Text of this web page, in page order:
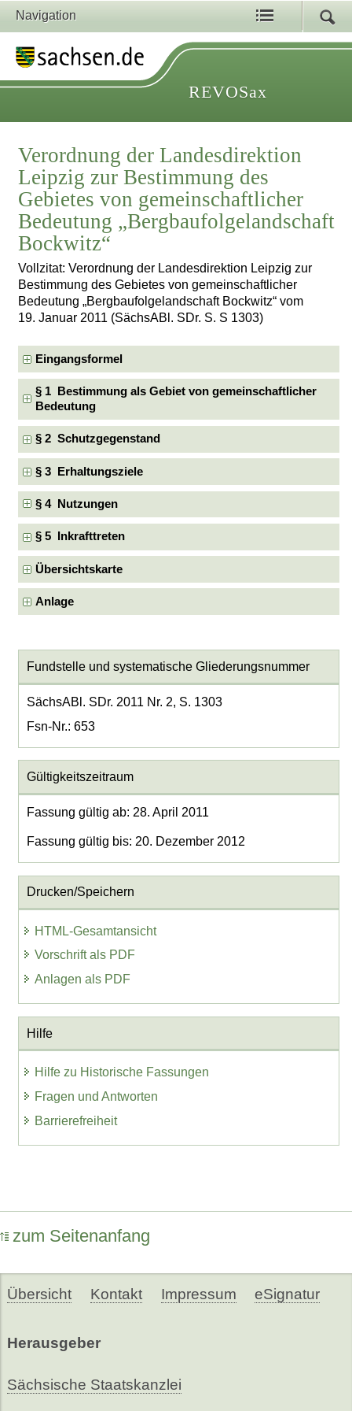
Navigation
REVOSax
Verordnung der Landesdirektion
Leipzig zur Bestimmung des
Gebietes von gemeinschaftlicher
Bedeutung „Bergbaufolgelandschaft
Bockwitz“
Vollzitat: Verordnung der Landesdirektion Leipzig zur
Bestimmung des Gebietes von gemeinschaftlicher
Bedeutung „Bergbaufolgelandschaft Bockwitz“ vom
19. Januar 2011 (SächsABl. SDr. S. S 1303)
Eingangsformel
§ 1 Bestimmung als Gebiet von gemeinschaftlicher
Bedeutung
§ 2 Schutzgegenstand
§ 3 Erhaltungsziele
§ 4 Nutzungen
§ 5 Inkrafttreten
Übersichtskarte
Anlage
Fundstelle und systematische Gliederungsnummer
SächsABl. SDr. 2011 Nr. 2, S. 1303
Fsn-Nr.: 653
Gültigkeitszeitraum
Fassung gültig ab: 28. April 2011
Fassung gültig bis: 20. Dezember 2012
Drucken/Speichern
HTML-Gesamtansicht
Vorschrift als PDF
Anlagen als PDF
Hilfe
Hilfe zu Historische Fassungen
Fragen und Antworten
Barrierefreiheit
zum Seitenanfang
Übersicht Kontakt Impressum eSignatur
Herausgeber
Sächsische Staatskanzlei